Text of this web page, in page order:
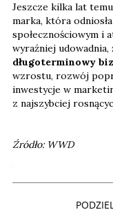
Jeszcze kilka lat
marka, która
społecznościowym i
wyraźniej udowadnia,
długoterminowy
wzrostu, rozwój
inwestycje w
z najszybciej
Źródło: WWD